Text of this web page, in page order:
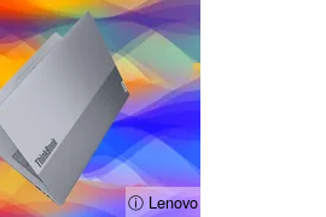
ⓘ Lenovo